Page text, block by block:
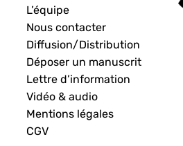
L’équipe
Nous contacter
Diffusion/Distribution
Déposer un manuscrit
Lettre d’information
Vidéo & audio
Mentions légales
CGV